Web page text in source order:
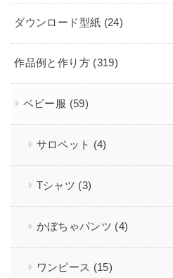
ダウンロード型紙 (24)
作品例と作り方 (319)
ベビー服 (59)
サロペット (4)
Tシャツ (3)
かぼちゃパンツ (4)
ワンピース (15)